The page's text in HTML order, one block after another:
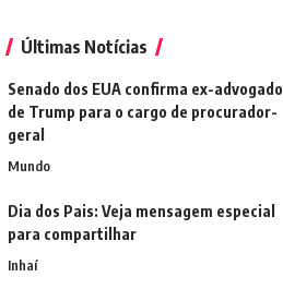
Últimas Notícias
Senado dos EUA confirma ex-advogado
de Trump para o cargo de procurador-
geral
Mundo
Dia dos Pais: Veja mensagem especial
para compartilhar
Inhaí